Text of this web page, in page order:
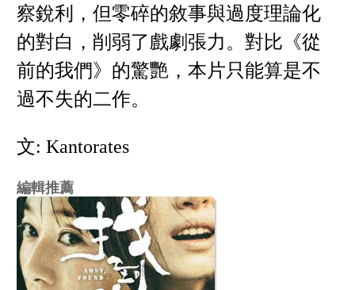
察銳利，但零碎的敘事與過度理論化
的對白，削弱了戲劇張力。對比《從
前的我們》的驚艷，本片只能算是不
過不失的二作。
文: Kantorates
編輯推薦